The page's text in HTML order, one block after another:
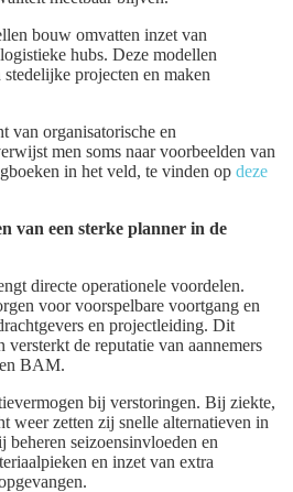
bouw omvatten inzet van
hubs. Deze modellen
projecten en maken
van organisatorische en
men soms naar voorbeelden van
in het veld, te vinden op deze
van een sterke planner in de
directe operationele voordelen.
voor voorspelbare voortgang en
en projectleiding. Dit
versterkt de reputatie van aannemers
BAM.
bij verstoringen. Bij ziekte,
weer zetten zij snelle alternatieven in
beheren seizoensinvloeden en
en inzet van extra